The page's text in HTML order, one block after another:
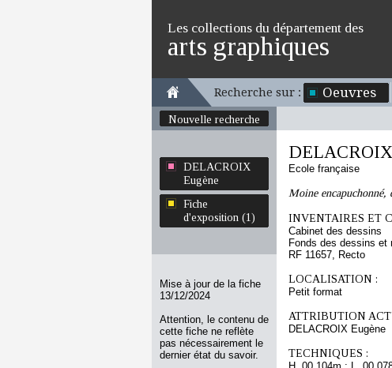
Les collections du département des
arts graphiques
Recherche sur : Oeuvres
Nouvelle recherche
DELACROIX
Eugène
Fiche
d'exposition (1)
Mise à jour de la fiche
13/12/2024
Attention, le contenu de
cette fiche ne reflète
pas nécessairement le
dernier état du savoir.
Ecole française
Moine encapuchonné,
INVENTAIRES ET
Cabinet des dessins
Fonds des dessins et
RF 11657, Recto
LOCALISATION :
Petit format
ATTRIBUTION
DELACROIX Eugène
TECHNIQUES :